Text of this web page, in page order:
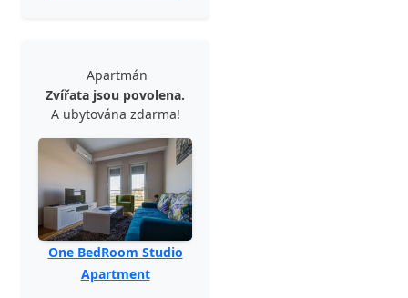
Apartmán
Zvířata jsou povolena.
A ubytována zdarma!
One BedRoom Studio
Apartment